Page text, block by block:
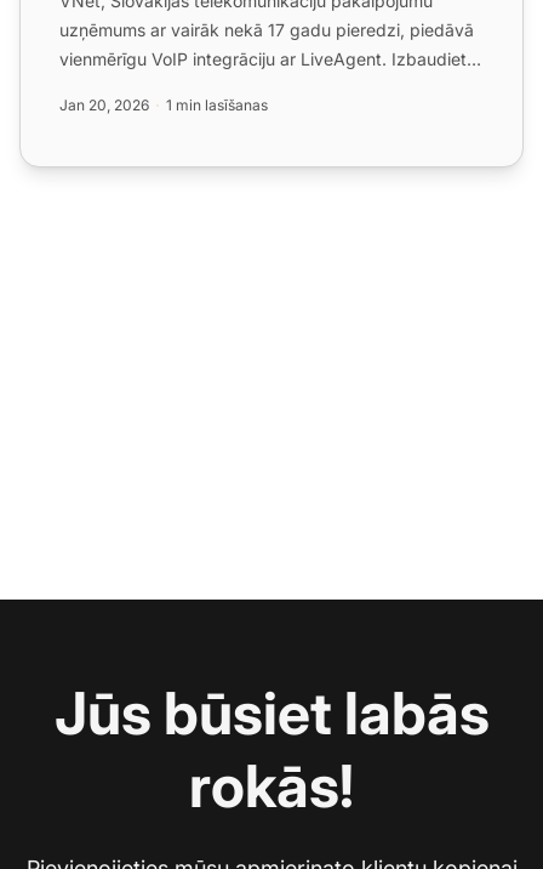
uzņēmums ar vairāk nekā 17 gadu pieredzi, piedāvā
vienmērīgu VoIP integrāciju ar LiveAgent. Izbaudiet
Jan 20, 2026 1 min lasīšanas
Jūs būsiet labās
rokās!